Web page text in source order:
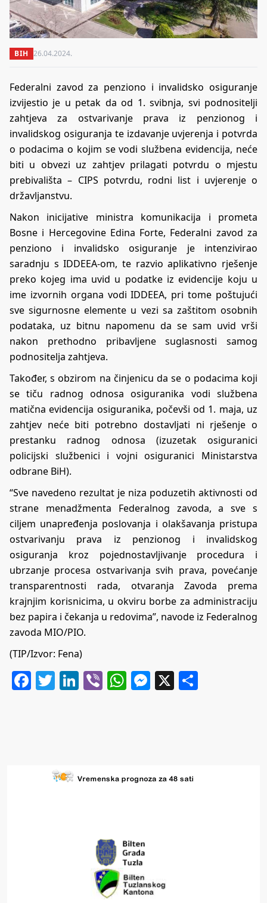
BIH 26.04.2024.
Federalni zavod za penziono i invalidsko osiguranje
izvijestio je u petak da od 1. svibnja, svi podnositelji
zahtjeva za ostvarivanje prava iz penzionog i
invalidskog osiguranja te izdavanje uvjerenja i potvrda
o podacima o kojim se vodi službena evidencija, neće
biti u obvezi uz zahtjev prilagati potvrdu o mjestu
prebivališta – CIPS potvrdu, rodni list i uvjerenje o
državljanstvu.
Nakon inicijative ministra komunikacija i prometa
Bosne i Hercegovine Edina Forte, Federalni zavod za
penziono i invalidsko osiguranje je intenzivirao
saradnju s IDDEEA-om, te razvio aplikativno rješenje
preko kojeg ima uvid u podatke iz evidencije koju u
ime izvornih organa vodi IDDEEA, pri tome poštujući
sve sigurnosne elemente u vezi sa zaštitom osobnih
podataka, uz bitnu napomenu da se sam uvid vrši
nakon prethodno pribavljene suglasnosti samog
podnositelja zahtjeva.
Također, s obzirom na činjenicu da se o podacima koji
se tiču radnog odnosa osiguranika vodi službena
matična evidencija osiguranika, počevši od 1. maja, uz
zahtjev neće biti potrebno dostavljati ni rješenje o
prestanku radnog odnosa (izuzetak osiguranici
policijski službenici i vojni osiguranici Ministarstva
odbrane BiH).
“Sve navedeno rezultat je niza poduzetih aktivnosti od
strane menadžmenta Federalnog zavoda, a sve s
ciljem unapređenja poslovanja i olakšavanja pristupa
ostvarivanju prava iz penzionog i invalidskog
osiguranja kroz pojednostavljivanje procedura i
ubrzanje procesa ostvarivanja svih prava, povećanje
transparentnosti rada, otvaranja Zavoda prema
krajnjim korisnicima, u okviru borbe za administraciju
bez papira i čekanja u redovima”, navode iz Federalnog
zavoda MIO/PIO.
(TIP/Izvor: Fena)
Facebook
Twitter
LinkedIn
ViberWhatsApp
Messenger
X